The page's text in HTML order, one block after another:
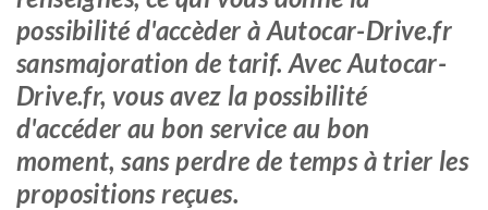
possibilité d'accèder à Autocar-Drive.fr
sansmajoration de tarif. Avec Autocar-
Drive.fr, vous avez la possibilité
d'accéder au bon service au bon
moment, sans perdre de temps à trier les
propositions reçues.